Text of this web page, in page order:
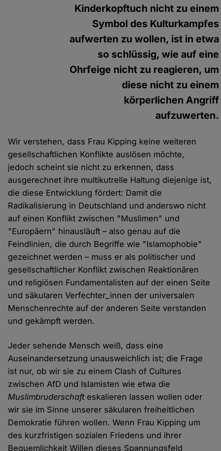
Kinderkopftuch nicht zu einem
Symbol des Kulturkampfes
aufwerten zu wollen, ist in etwa
so schlüssig, wie auf eine
Ohrfeige nicht zu reagieren, um
diese nicht zu einem
körperlichen Angriff
aufzuwerten.
Wir verstehen, dass Frau Kipping keine weiteren
gesellschaftlichen Konflikte auslösen möchte,
jedoch scheint sie nicht zu erkennen, dass
ausgerechnet ihre multikutrelle Haltung diejenige ist,
die diese Entwicklung fördert: Damit die
Radikalisierung in Deutschland und anderswo nicht
auf einen Konflikt zwischen "Muslimen" und
"Europäern" hinausläuft – also genau auf die
Feindlinien, die durch Begriffe wie "Islamophobie"
gezeichnet werden – muss er als politischer und
gesellschaftlicher Konflikt zwischen Reaktionären
und religiösen Fundamentalisten auf der einen Seite
und säkularen Verfechter_innen der universalen
Menschenrechte auf der anderen Seite verstanden
und gekämpft werden.
Jeder sehende Mensch weiß, dass eine
Auseinandersetzung unausweichlich ist; die Frage
ist nur, ob wir sie zu einem Clash of Cultures
zwischen AfD und Islamisten wie etwa die
Muslimbruderschafteskalieren lassen wollen oder
wir sie im Sinne unserer säkularen freiheitlichen
Demokratie führen wollen. Wenn Frau Kipping um
des kurzfristigen sozialen Friedens und ihrer
Bequemlichkeit Willen dieses Spannungsfeld